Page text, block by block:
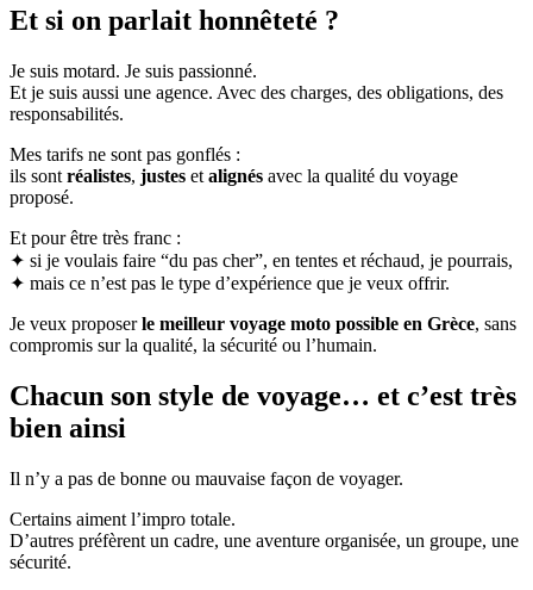
Et si on parlait honnêteté ?
Je suis motard. Je suis passionné.
Et je suis aussi une agence. Avec des charges, des obligations, des
responsabilités.
Mes tarifs ne sont pas gonflés :
ils sont réalistes, justes et alignés avec la qualité du voyage
proposé.
Et pour être très franc :
✦ si je voulais faire “du pas cher”, en tentes et réchaud, je pourrais,
✦ mais ce n’est pas le type d’expérience que je veux offrir.
Je veux proposerle meilleur voyage moto possible en Grèce, sans
compromis sur la qualité, la sécurité ou l’humain.
Chacun son style de voyage… et c’est très
bien ainsi
Il n’y a pas de bonne ou mauvaise façon de voyager.
Certains aiment l’impro totale.
D’autres préfèrent un cadre, une aventure organisée, un groupe, une
sécurité.